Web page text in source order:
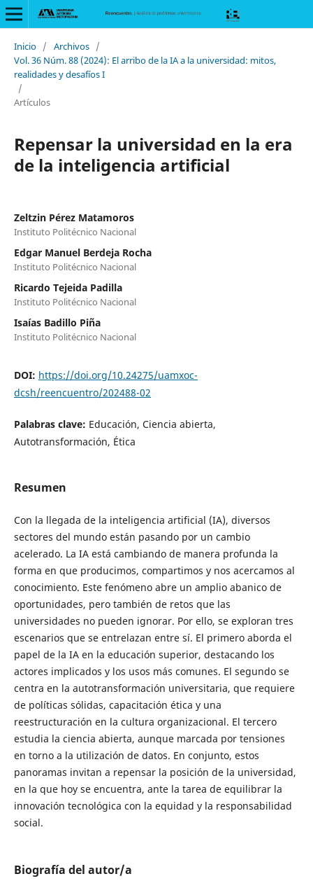
Inicio / Archivos /
Vol. 36 Núm. 88 (2024): El arribo de la IA a la universidad: mitos,
realidades y desafíos I
/
Artículos
Repensar la universidad en la era
de la inteligencia artificial
Zeltzin Pérez Matamoros
Instituto Politécnico Nacional
Edgar Manuel Berdeja Rocha
Instituto Politécnico Nacional
Ricardo Tejeida Padilla
Instituto Politécnico Nacional
Isaías Badillo Piña
Instituto Politécnico Nacional
DOI: https://doi.org/10.24275/uamxoc-
dcsh/reencuentro/202488-02
Palabras clave: Educación, Ciencia abierta,
Autotransformación, Ética
Resumen
Con la llegada de la inteligencia artificial (IA), diversos
sectores del mundo están pasando por un cambio
acelerado. La IA está cambiando de manera profunda la
forma en que producimos, compartimos y nos acercamos al
conocimiento. Este fenómeno abre un amplio abanico de
oportunidades, pero también de retos que las
universidades no pueden ignorar. Por ello, se exploran tres
escenarios que se entrelazan entre sí. El primero aborda el
papel de la IA en la educación superior, destacando los
actores implicados y los usos más comunes. El segundo se
centra en la autotransformación universitaria, que requiere
de políticas sólidas, capacitación ética y una
reestructuración en la cultura organizacional. El tercero
estudia la ciencia abierta, aunque marcada por tensiones
en torno a la utilización de datos. En conjunto, estos
panoramas invitan a repensar la posición de la universidad,
en la que hoy se encuentra, ante la tarea de equilibrar la
innovación tecnológica con la equidad y la responsabilidad
social.
Biografía del autor/a